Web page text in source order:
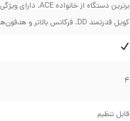
کویل قدرتمند DD، فرکانس بالاتر و هدفون‌های کنترل حجم صدا.
4
قابل تنظیم